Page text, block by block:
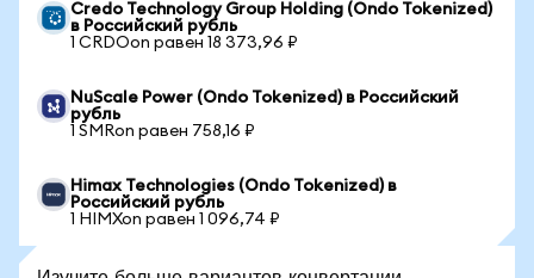
Credo Technology Group Holding (Ondo Tokenized)
в Российский рубль
1 CRDOon равен 18 373,96 ₽
NuScale Power (Ondo Tokenized) в Российский
рубль
1 SMRon равен 758,16 ₽
Himax Technologies (Ondo Tokenized) в
Российский рубль
1 HIMXon равен 1 096,74 ₽